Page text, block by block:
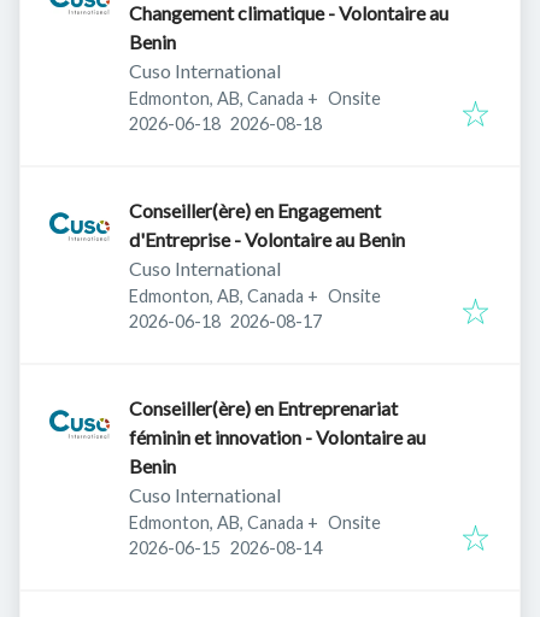
Changement climatique - Volontaire au
Benin
Cuso International
Edmonton, AB, Canada + Onsite
Published:
2026-06-18 Expires:
2026-08-18
Conseiller(ère) en Engagement
d'Entreprise - Volontaire au Benin
Cuso International
Edmonton, AB, Canada + Onsite
Published:
2026-06-18 Expires:
2026-08-17
Conseiller(ère) en Entreprenariat
féminin et innovation - Volontaire au
Benin
Cuso International
Edmonton, AB, Canada + Onsite
Published:
2026-06-15 Expires:
2026-08-14